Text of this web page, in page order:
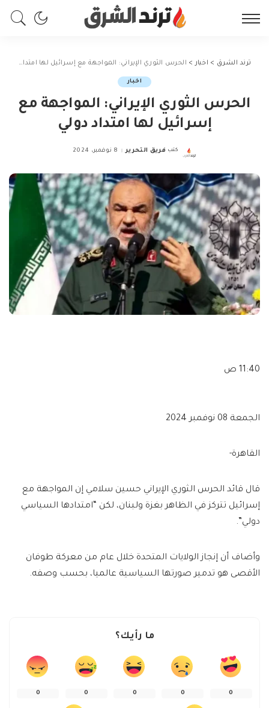
ترند الشرق > اخبار > الحرس الثوري الإيراني: المواجهة مع إسرائيل لها امتداد دولي
اخبار
الحرس الثوري الإيراني: المواجهة مع
إسرائيل لها امتداد دولي
Posted
كتب فريق التحرير 8 نوفمبر، 2024
11:40 ص
الجمعة 08 نوفمبر 2024
القاهرة-
قال قائد الحرس الثوري الإيراني حسين سلامي إن المواجهة مع
إسرائيل تتركز في الظاهر بغزة ولبنان، لكن “امتدادها السياسي
دولي”.
وأضاف أن إنجاز الولايات المتحدة خلال عام من معركة طوفان
الأقصى هو تدمير صورتها السياسية عالميا، بحسب وصفه.
ما رأيك؟
0
0
0
0
0